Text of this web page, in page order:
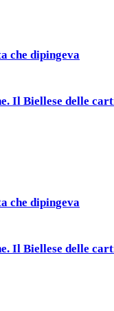
che dipingeva
Il Biellese delle
che dipingeva
Il Biellese delle